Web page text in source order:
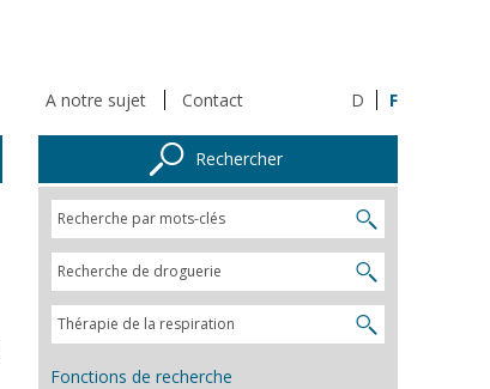
A notre sujet Contact D F
Rechercher
Fonctions de recherche